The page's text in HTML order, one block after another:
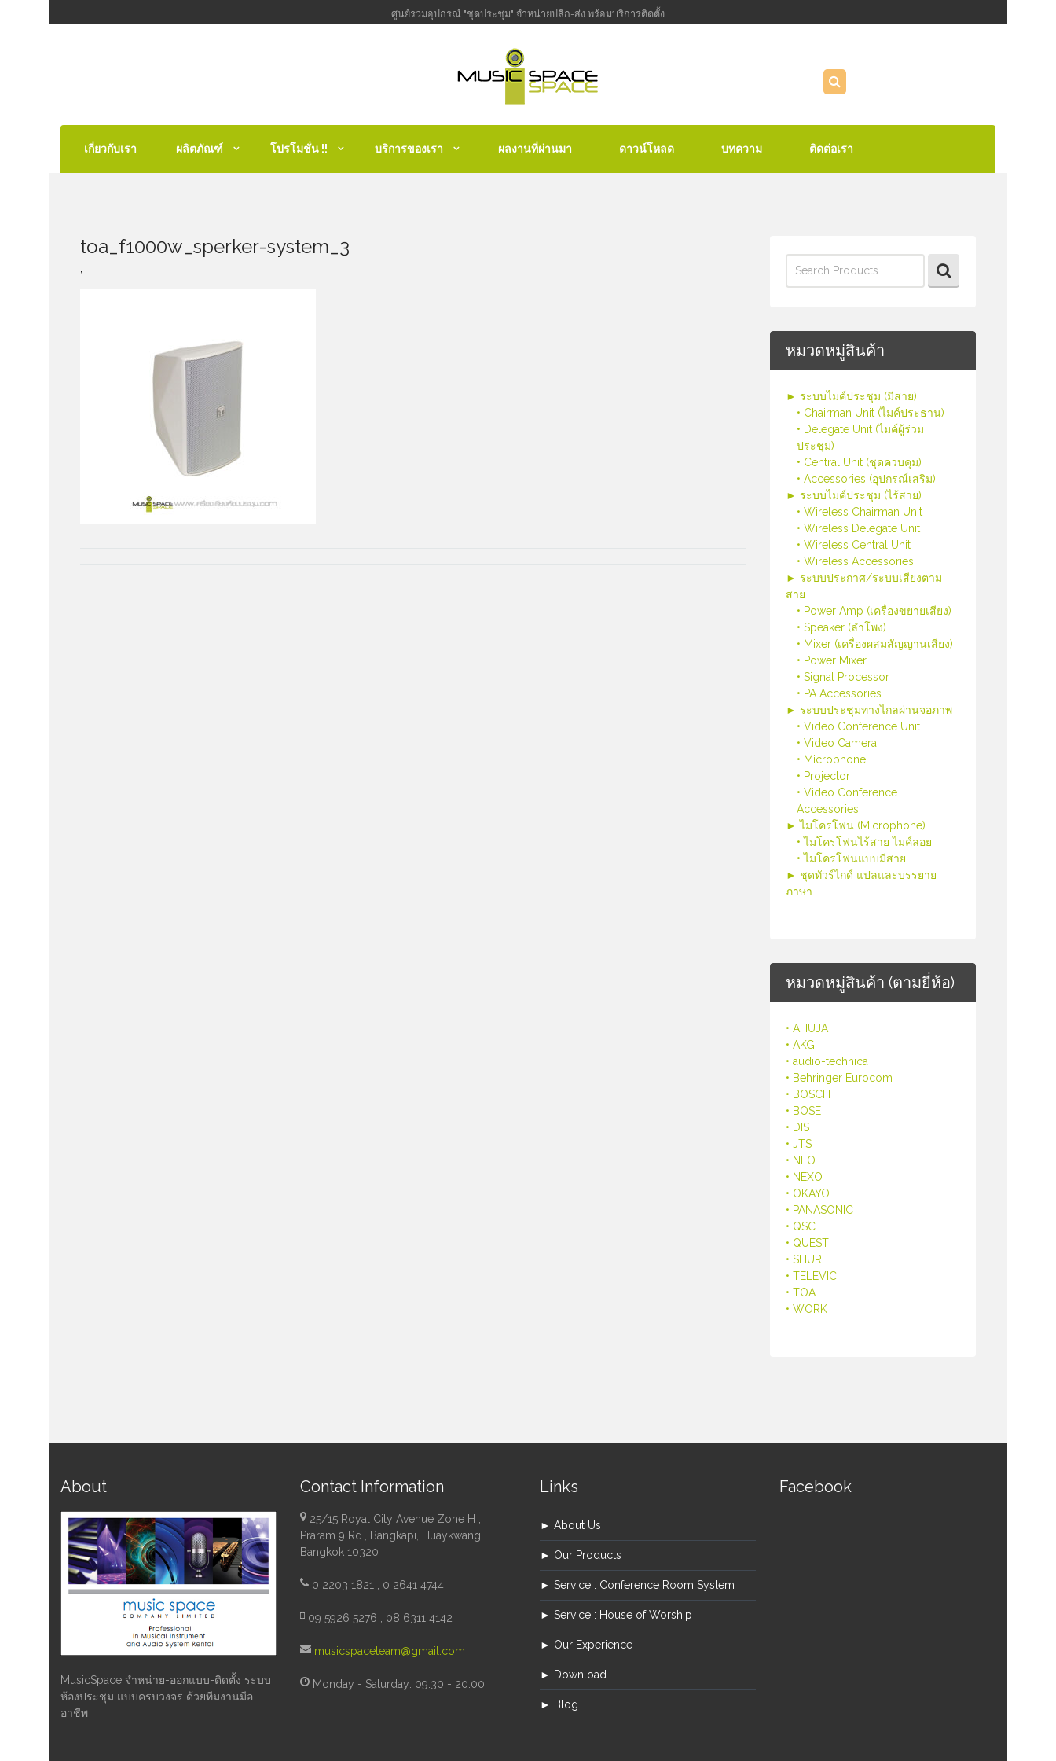
ศูนย์รวมอุปกรณ์ "ชุดประชุม" จำหน่ายปลีก-ส่ง พร้อมบริการติดตั้ง
เกี่ยวกับเรา ผลิตภัณฑ์ โปรโมชั่น !! บริการของเรา ผลงานที่ผ่านมา ดาวน์โหลด บทความ ติดต่อเรา
for:
หมวดหมู่สินค้า
► ระบบไมค์ประชุม (มีสาย)
• Chairman Unit (ไมค์ประธาน)
• Delegate Unit (ไมค์ผู้ร่วม
ประชุม)
• Central Unit (ชุดควบคุม)
• Accessories (อุปกรณ์เสริม)
► ระบบไมค์ประชุม (ไร้สาย)
• Wireless Chairman Unit
• Wireless Delegate Unit
• Wireless Central Unit
• Wireless Accessories
► ระบบประกาศ/ระบบเสียงตาม
สาย
• Power Amp (เครื่องขยายเสียง)
• Speaker (ลำโพง)
• Mixer (เครื่องผสมสัญญานเสียง)
• Power Mixer
• Signal Processor
• PA Accessories
► ระบบประชุมทางไกลผ่านจอภาพ
• Video Conference Unit
• Video Camera
• Microphone
• Projector
• Video Conference
Accessories
► ไมโครโฟน (Microphone)
• ไมโครโฟนไร้สาย ไมค์ลอย
• ไมโครโฟนแบบมีสาย
► ชุดทัวร์ไกด์ แปลและบรรยาย
ภาษา
หมวดหมู่สินค้า (ตามยี่ห้อ)
• AHUJA
• AKG
• audio-technica
• Behringer Eurocom
• BOSCH
• BOSE
• DIS
• JTS
• NEO
• NEXO
• OKAYO
• PANASONIC
• QSC
• QUEST
• SHURE
• TELEVIC
• TOA
• WORK
toa_f1000w_sperker-system_3
About
MusicSpace จำหน่าย-ออกแบบ-ติดตั้ง ระบบ
ห้องประชุม แบบครบวงจร ด้วยทีมงานมือ
อาชีพ
Contact Information
25/15 Royal City Avenue Zone H ,
Praram 9 Rd., Bangkapi, Huaykwang,
Bangkok 10320
0 2203 1821 , 0 2641 4744
09 5926 5276 , 08 6311 4142
musicspaceteam@gmail.com
Monday - Saturday: 09.30 - 20.00
Links
► About Us
► Our Products
► Service : Conference Room System
► Service : House of Worship
► Our Experience
► Download
► Blog
Facebook